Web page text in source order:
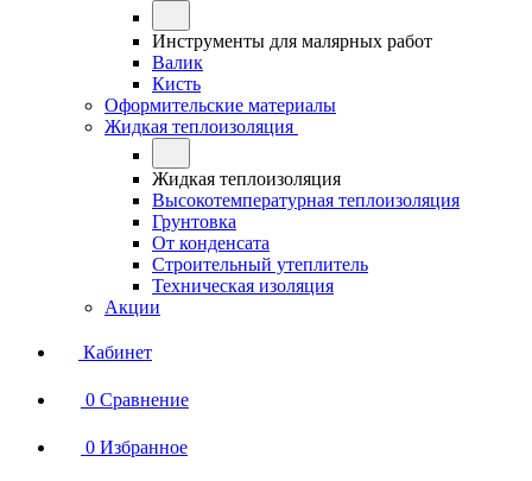
Инструменты для малярных работ
Валик
Кисть
Оформительские материалы
Жидкая теплоизоляция
Жидкая теплоизоляция
Высокотемпературная теплоизоляция
Грунтовка
От конденсата
Строительный утеплитель
Техническая изоляция
Акции
Кабинет
0 Сравнение
0 Избранное